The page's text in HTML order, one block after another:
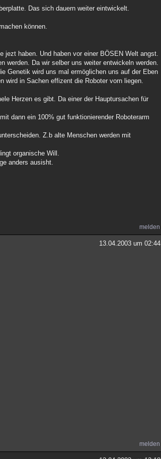
Das sich dauern weiter eintwickelt.
können.
jezt haben. Und haben vor einer BÖSEN Welt angst.
werden. Da wir selber uns weiter entwickeln werden.
Genetik wird uns mal ermöglichen uns auf der Eben
wird in Sachen effizent die Roboter vorn liegen.
Herzen es gibt. Da einer der Hauptursachen für
dann ein 100% gut funktionierender Roboterarm
Z.b alte Menschen werden mit
organische Will.
anders ausisht.
melden
13.04.2003 um 02:44
melden